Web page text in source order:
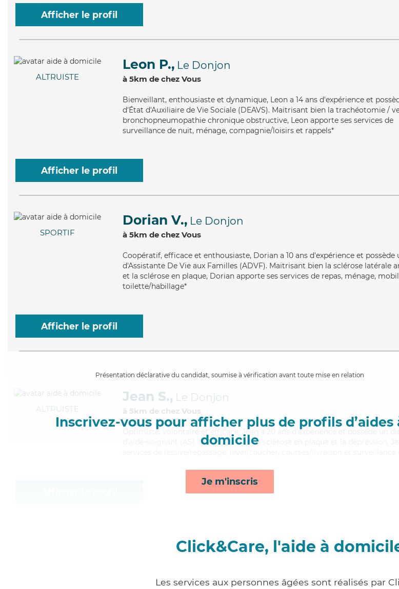
Afficher le profil
ALTRUISTE
Leon P., Le Donjon
à 5km de chez Vous
Bienveillant, enthousiaste et dynamique, Leon a 14 ans d'expérience et
d'État d'Auxiliaire de Vie Sociale (DEAVS). Maitrisant bien la trachéotomie /
bronchopneumopathie chronique obstructive, Leon apporte ses services de
surveillance de nuit, ménage, compagnie/loisirs et rappels*
Afficher le profil
SPORTIF
Dorian V., Le Donjon
à 5km de chez Vous
Coopératif, efficace et enthousiaste, Dorian a 10 ans d'expérience et
d'Assistante De Vie aux Familles (ADVF). Maitrisant bien la sclérose latérale
et la sclérose en plaque, Dorian apporte ses services de repas, ménage,
toilette/habillage*
Afficher le profil
Présentation déclarative du candidat, soumise à vérification avant toute mise en relation
Inscrivez-vous pour afficher plus de profils d’aides
domicile
Je m'inscris
ALTRUISTE
Jean S., Le Donjon
à 5km de chez Vous
Optimiste , volontaire et efficace, Jean a 20 ans d'expérience et possède un
d'aide-soignant (AS). Maitrisant bien la sclérose en plaque et la dépression,
Click&Care, l'aide à
Les services aux personnes âgées sont réalisés par